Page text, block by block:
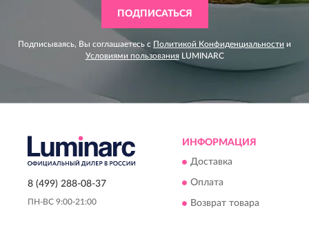
ПОДПИСАТЬСЯ
Подписываясь, Вы соглашаетесь с Политикой Конфиденциальности и
Условиями пользованияLUMINARC
8 (499) 288-08-37
ПН-ВС 9:00-21:00
ИНФОРМАЦИЯ
Доставка
Оплата
Возврат товара